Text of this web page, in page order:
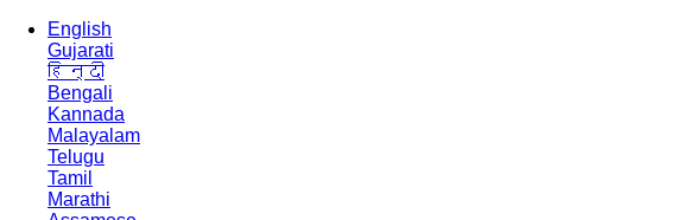
English
Gujarati
हिन्दी
Bengali
Kannada
Malayalam
Telugu
Tamil
Marathi